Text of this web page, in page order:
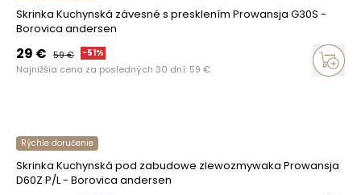
Skrinka Kuchynská závesné s presklením Prowansja G30S -
Borovica andersen
29 € 59€ -51%
Najnižšia cena za posledných 30 dní: 59 €
Rýchle doručenie
Skrinka Kuchynská pod zabudowe zlewozmywaka Prowansja
D60Z P/L - Borovica andersen